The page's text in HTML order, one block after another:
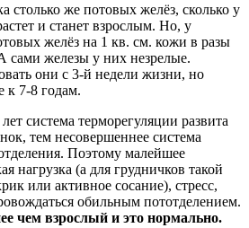
столько же потовых желёз, сколько у
и станет взрослым. Но, у
желёз на 1 кв. см. кожи в разы
сами железы у них незрелые.
они с 3-й недели жизни, но
к 7-8 годам.
система терморегуляции развита
тем несовершеннее система
Поэтому малейшее
нагрузка (а для грудничков такой
или активное сосание), стресс,
обильным пототделением.
чем взрослый и это нормально.